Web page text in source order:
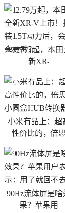
12.79万起，本田
新XR-
小米有品上：超
性价比的，倍思
90Hz流体屏是啥
果？苹果用